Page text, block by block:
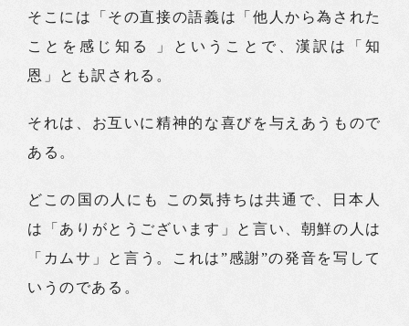
そこには「その直接の語義は「他人から為された
ことを感じ知る 」ということで、漢訳は「知
恩」とも訳される。
それは、お互いに精神的な喜びを与えあうもので
ある。
どこの国の人にも この気持ちは共通で、日本人
は「ありがとうございます」と言い、朝鮮の人は
「カムサ」と言う。これは”感謝”の発音を写して
いうのである。